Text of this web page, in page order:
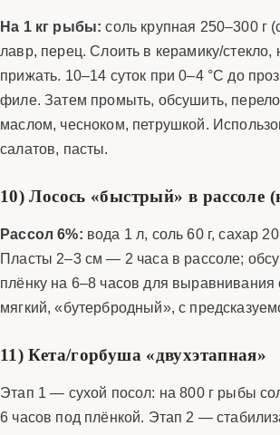
На 1 кг рыбы: соль крупная 250–300 г
лавр, перец. Слоить в керамику/стекло,
прижать. 10–14 суток при 0–4 °C до
филе. Затем промыть, обсушить,
маслом, чесноком, петрушкой.
салатов, пасты.
10) Лосось «быстрый» в рассоле
Рассол 6%: вода 1 л, соль 60 г, сахар
Пласты 2–3 см — 2 часа в рассоле;
плёнку на 6–8 часов для
мягкий, «бутербродный», с
11) Кета/горбуша «двухэтапная»
Этап 1 — сухой посол: на 800 г рыбы
6 часов под плёнкой. Этап 2 —